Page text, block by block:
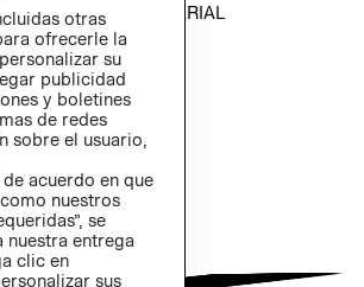
POLÍTICA EMPRESARIAL
otras
ofrecerle la
su
publicidad
y boletines
de redes
sobre el usuario,
acuerdo en que
nuestros
se
entrega
clic en
sus